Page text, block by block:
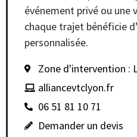
événement privé ou
chaque trajet bénéficie
personnalisée.
Zone d'intervention :
alliancevtclyon.fr
06 51 81 10 71
Demander un devis